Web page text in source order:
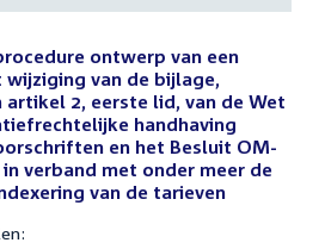
ontwerp van een
van de bijlage,
artikel 2, eerste lid, van de Wet
handhaving
en het Besluit OM-
verband met onder meer de
van de tarieven